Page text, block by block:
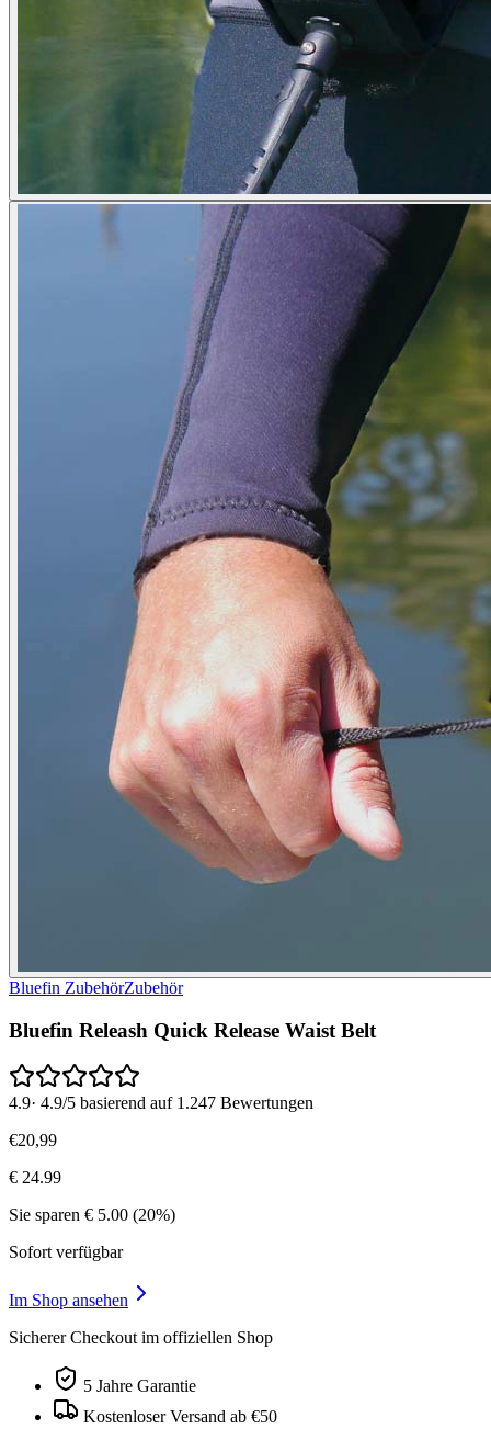
Bluefin ZubehörZubehör
Bluefin Releash Quick Release Waist Belt
4.9· 4.9/5 basierend auf 1.247 Bewertungen
€20,99
€ 24.99
Sie sparen € 5.00 (20%)
Sofort verfügbar
Im Shop ansehen
Sicherer Checkout im offiziellen Shop
5 Jahre Garantie
Kostenloser Versand ab €50